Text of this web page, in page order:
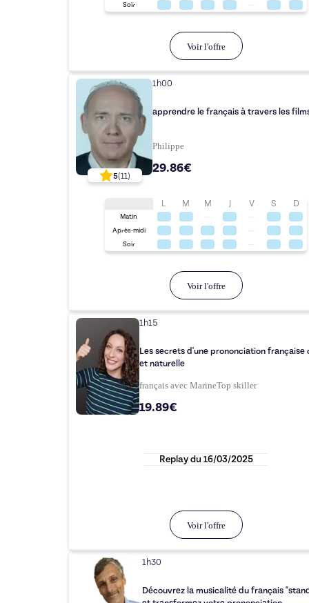
Soir
Voir l'offre
5(11)
1h00
apprendre le français à travers les
Philippe
29.86€
L M M J V S D
Matin
Après-midi
Soir
Voir l'offre
1h15
Les secrets d'une prononciation française
et naturelle
français avec MarineTop skiller
19.89€
Replay du 16/03/2025
Voir l'offre
1h30
Découvrez la musicalité du français